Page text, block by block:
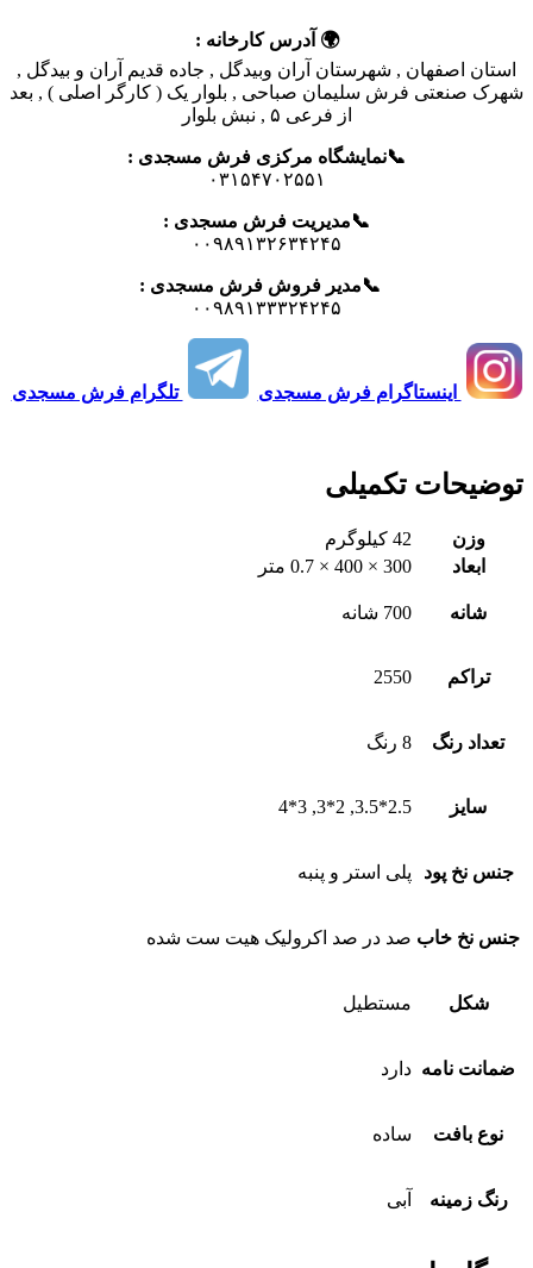
🌍 آدرس کارخانه :
استان اصفهان , شهرستان آران وبیدگل , جاده قدیم آران و بیدگل ,
شهرک صنعتی فرش سلیمان صباحی , بلوار یک ( کارگر اصلی ) , بعد
از فرعی ۵ , نبش بلوار
📞نمایشگاه مرکزی فرش مسجدی :
۰۳۱۵۴۷۰۲۵۵۱
📞مدیریت فرش مسجدی :
۰۰۹۸۹۱۳۲۶۳۴۲۴۵
📞مدیر فروش فرش مسجدی :
۰۰۹۸۹۱۳۳۳۲۴۲۴۵
اینستاگرام فرش مسجدی تلگرام فرش مسجدی
توضیحات تکمیلی
وزن
42 کیلوگرم
ابعاد
300 × 400 × 0.7 متر
شانه 700 شانه
تراکم 2550
تعداد رنگ 8 رنگ
سایز 2.5*3.5, 2*3, 3*4
جنس نخ پود پلی استر و پنبه
جنس نخ خاب صد در صد اکرولیک هیت ست شده
شکل مستطیل
ضمانت نامه دارد
نوع بافت ساده
رنگ زمینه آبی